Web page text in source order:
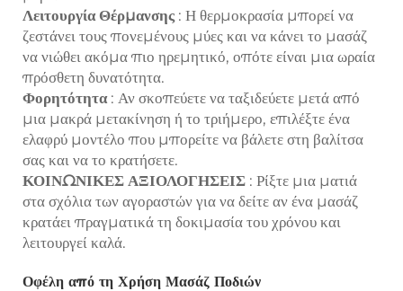
Λειτουργία Θέρμανσης : Η θερμοκρασία μπορεί να
ζεστάνει τους πονεμένους μύες και να κάνει το μασάζ
να νιώθει ακόμα πιο ηρεμητικό, οπότε είναι μια ωραία
πρόσθετη δυνατότητα.
Φορητότητα : Αν σκοπεύετε να ταξιδεύετε μετά από
μια μακρά μετακίνηση ή το τριήμερο, επιλέξτε ένα
ελαφρύ μοντέλο που μπορείτε να βάλετε στη βαλίτσα
σας και να το κρατήσετε.
ΚΟΙΝΩΝΙΚΕΣ ΑΞΙΟΛΟΓΗΣΕΙΣ : Ρίξτε μια ματιά
στα σχόλια των αγοραστών για να δείτε αν ένα μασάζ
κρατάει πραγματικά τη δοκιμασία του χρόνου και
λειτουργεί καλά.
Οφέλη από τη Χρήση Μασάζ Ποδιών